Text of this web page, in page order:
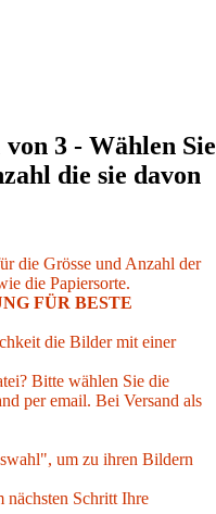
3 - Wählen Sie
die sie davon
die Grösse und Anzahl der
die Papiersorte.
FÜR BESTE
die Bilder mit einer
Bitte wählen Sie die
per email. Bei Versand als
um zu ihren Bildern
Schritt Ihre